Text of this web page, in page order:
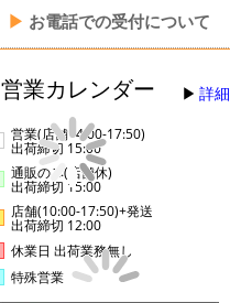
▶ お電話での受付について
営業カレンダー 詳細
営業(店舗14:00-17:50)
出荷締切 15:00
通販のみ(店舗休)
出荷締切 15:00
店舗(10:00-17:50)+発送
出荷締切 12:00
休業日 出荷業務無し
特殊営業